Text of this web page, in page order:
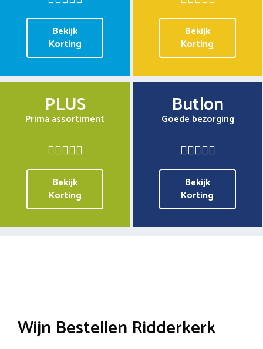
Bekijk
Korting
Bekijk
Korting
PLUS
Prima assortiment
Bekijk
Korting
Butlon
Goede bezorging
Bekijk
Korting
Wijn Bestellen Ridderkerk